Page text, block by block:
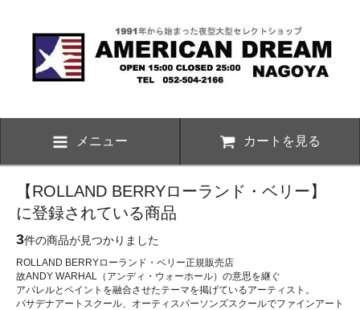
メニュー カートを見る
【ROLLAND BERRYローランド・ベリー】
に登録されている商品
3件の商品が見つかりました
ROLLAND BERRYローランド・ベリー正規販売店
故ANDY WARHAL（アンディ・ウォーホール）の意思を継ぐ
アパレルとペイントを融合させたテーマを掲げているアーティスト。
パサデナアートスクール、オーティスパーソンズスクールでファインアート